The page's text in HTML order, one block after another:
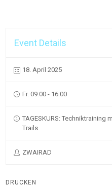
Event Details
18. April 2025
Fr. 09:00 - 16:00
TAGESKURS: Techniktraining
Trails
ZWAIRAD
DRUCKEN